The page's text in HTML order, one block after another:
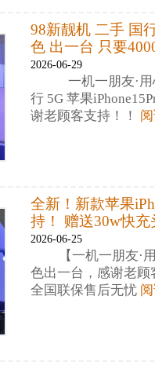
98新靓机 二手 国
色 出一台 只要
2026-06-29
一机一朋友·用
行 5G 苹果
谢老顾客支持！！
全新！新款苹果
持！ 赠送30w快
2026-06-25
【一机一朋友·
色出一台，感谢老
全国联保售后无忧